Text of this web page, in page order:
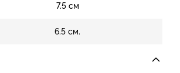
7.5 см
6.5 см.